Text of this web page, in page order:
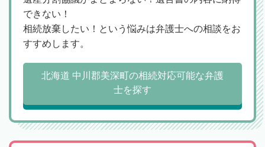
できない！
相続放棄したい！という悩みは弁護士への相談をお
すすめします。
北海道 中川郡美深町の相続対応可能な弁護
士を探す